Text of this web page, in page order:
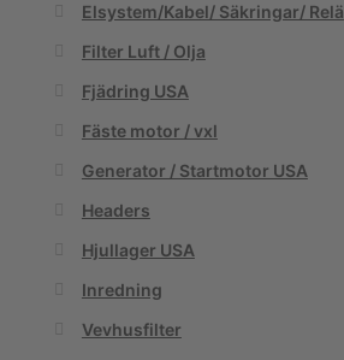
Elsystem/Kabel/ Säkringar/ Relä
Filter Luft / Olja
Fjädring USA
Fäste motor / vxl
Generator / Startmotor USA
Headers
Hjullager USA
Inredning
Vevhusfilter